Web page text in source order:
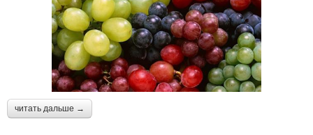
читать дальше →